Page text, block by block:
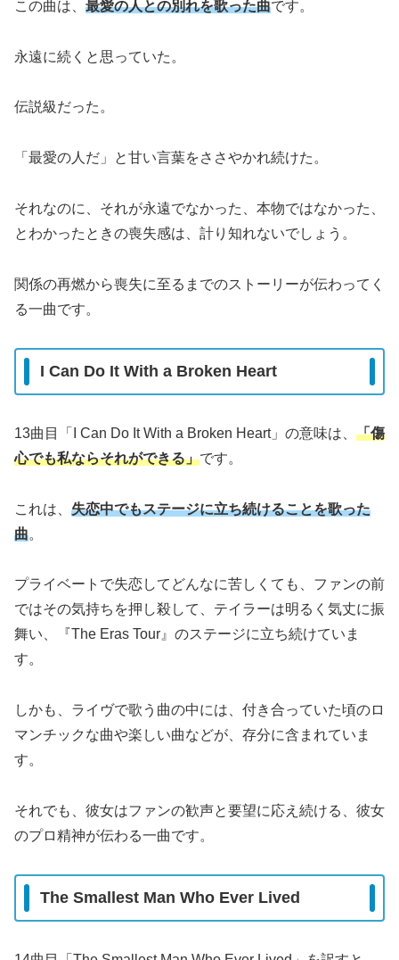
この曲は、 最愛の人との別れを歌った曲です。
永遠に続くと思っていた。
伝説級だった。
「最愛の人だ」と甘い言葉をささやかれ続けた。
それなのに、それが永遠でなかった、本物ではなかった、
とわかったときの喪失感は、計り知れないでしょう。
関係の再燃から喪失に至るまでのストーリーが伝わってく
る一曲です。
I Can Do It With a Broken Heart
13曲目「I Can Do It With a Broken Heart」の意味は、 「傷
心でも私ならそれができる」です。
これは、 失恋中でもステージに立ち続けることを歌った
曲。
プライベートで失恋してどんなに苦しくても、ファンの前
ではその気持ちを押し殺して、テイラーは明るく気丈に振
舞い、『The Eras Tour』のステージに立ち続けていま
す。
しかも、ライヴで歌う曲の中には、付き合っていた頃のロ
マンチックな曲や楽しい曲などが、存分に含まれていま
す。
それでも、彼女はファンの歓声と要望に応え続ける、彼女
のプロ精神が伝わる一曲です。
The Smallest Man Who Ever Lived